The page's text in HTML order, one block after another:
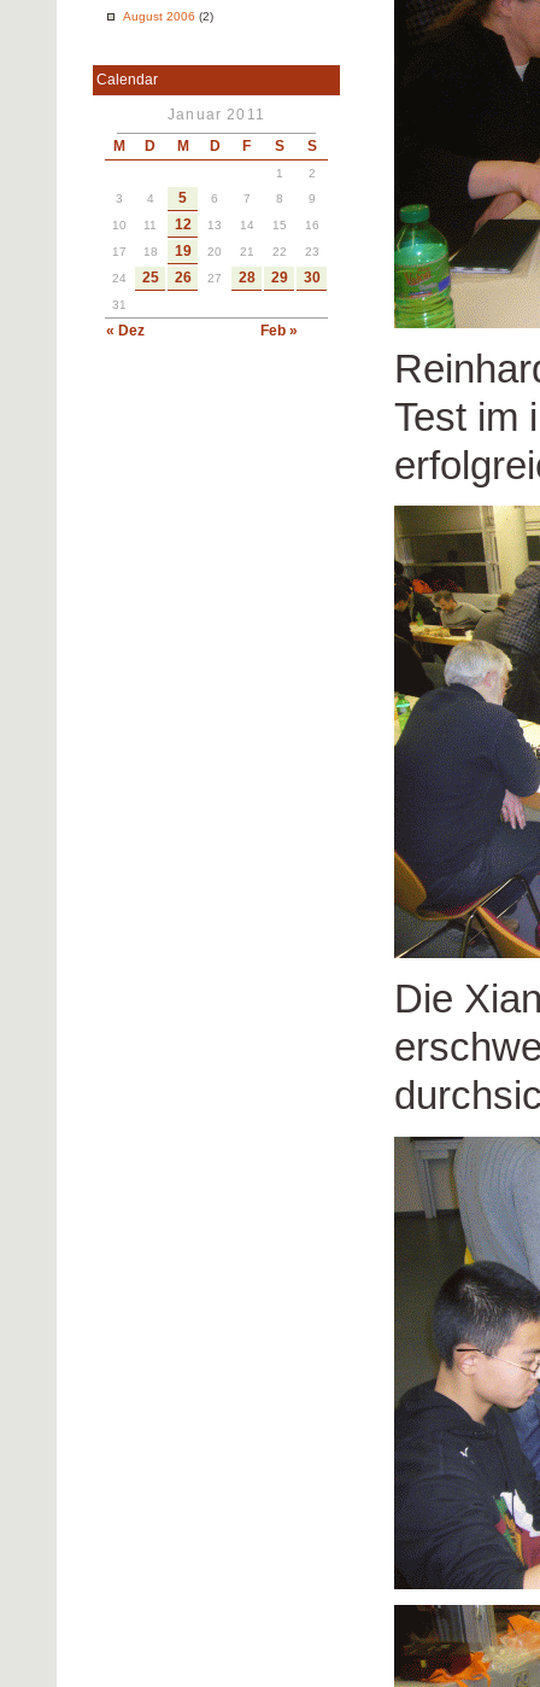
August 2006 (2)
Calendar
Januar 2011
M D M D F S S
« Dez Feb »
1
2
3
4 5 6 7 8
9
10
11 12 13 14 15
16
17
18 19 20 21 22
23
24
25 26 27 28 29 30
31
Test im
Die